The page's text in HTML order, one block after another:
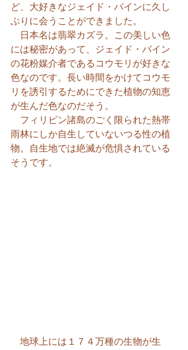
ど、大好きなジェイド・バインに久し
ぶりに会うことができました。
日本名は翡翠カズラ。この美しい色
には秘密があって、ジェイド・バイン
の花粉媒介者であるコウモリが好きな
色なのです。長い時間をかけてコウモ
リを誘引するためにできた植物の知恵
が生んだ色なのだそう。
フィリピン諸島のごく限られた熱帯
雨林にしか自生していないつる性の植
物。自生地では絶滅が危惧されている
そうです。
地球上には１７４万種の生物が生